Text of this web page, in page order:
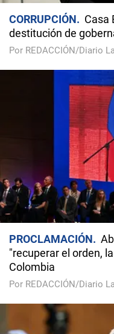
CORRUPCIÓN
Casa
destitución de
Por REDACCIÓN/Diario
PROCLAMACIÓN
"recuperar el orden,
Colombia
Por REDACCIÓN/Diario